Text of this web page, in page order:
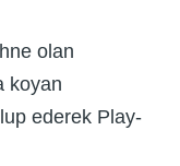
olan
koyan
ederek Play-